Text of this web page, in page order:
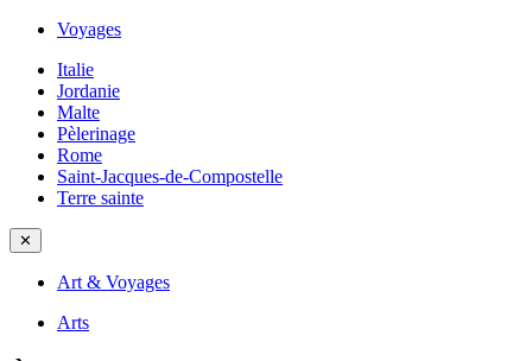
Voyages
Italie
Jordanie
Malte
Pèlerinage
Rome
Saint-Jacques-de-Compostelle
Terre sainte
✕
Art & Voyages
Arts